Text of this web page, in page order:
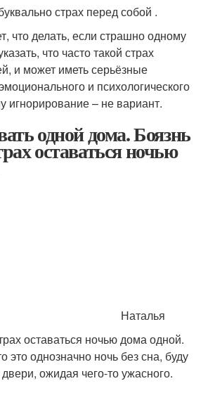
страх перед собой .
что делать, если страшно одному
что часто такой страх
и может иметь серьёзные
и психологического
игнорирование – не вариант.
одной дома. Боязнь
оставаться ночью
Наталья
оставаться ночью дома одной.
это однозначно ночь без сна, буду
ожидая чего-то ужасного.